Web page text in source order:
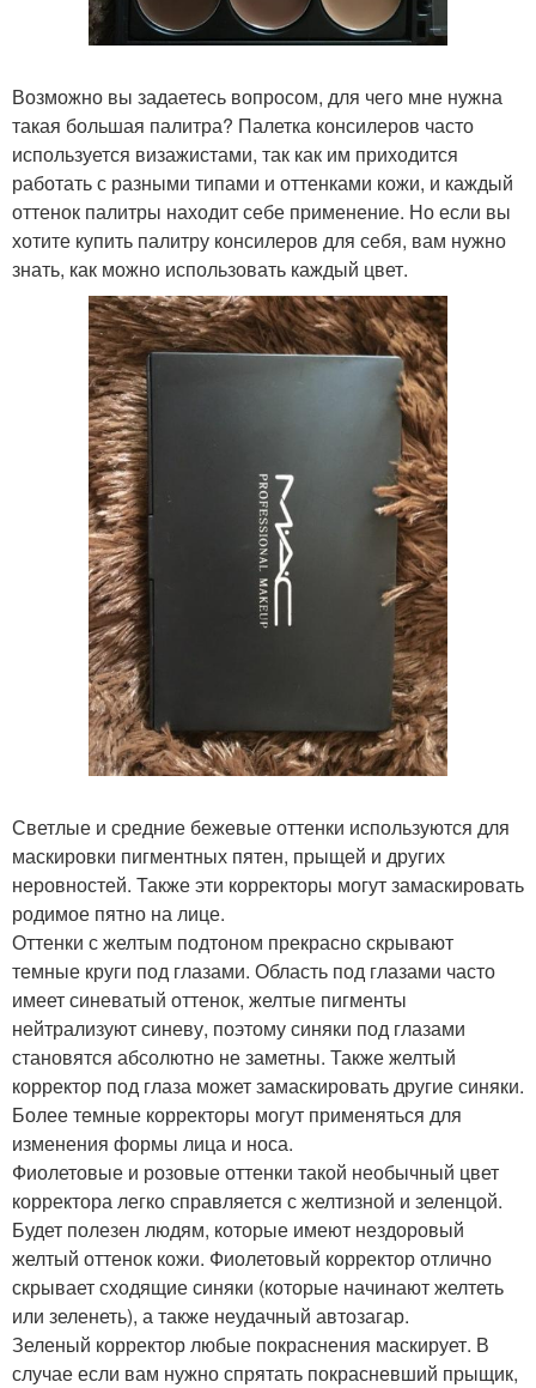
Возможно вы задаетесь вопросом, для чего мне нужна
такая большая палитра? Палетка консилеров часто
используется визажистами, так как им приходится
работать с разными типами и оттенками кожи, и каждый
оттенок палитры находит себе применение. Но если вы
хотите купить палитру консилеров для себя, вам нужно
знать, как можно использовать каждый цвет.
Светлые и средние бежевые оттенки используются для
маскировки пигментных пятен, прыщей и других
неровностей. Также эти корректоры могут замаскировать
родимое пятно на лице.
Оттенки с желтым подтоном прекрасно скрывают
темные круги под глазами. Область под глазами часто
имеет синеватый оттенок, желтые пигменты
нейтрализуют синеву, поэтому синяки под глазами
становятся абсолютно не заметны. Также желтый
корректор под глаза может замаскировать другие синяки.
Более темные корректоры могут применяться для
изменения формы лица и носа.
Фиолетовые и розовые оттенки такой необычный цвет
корректора легко справляется с желтизной и зеленцой.
Будет полезен людям, которые имеют нездоровый
желтый оттенок кожи. Фиолетовый корректор отлично
скрывает сходящие синяки (которые начинают желтеть
или зеленеть), а также неудачный автозагар.
Зеленый корректор любые покраснения маскирует. В
случае если вам нужно спрятать покрасневший прыщик,